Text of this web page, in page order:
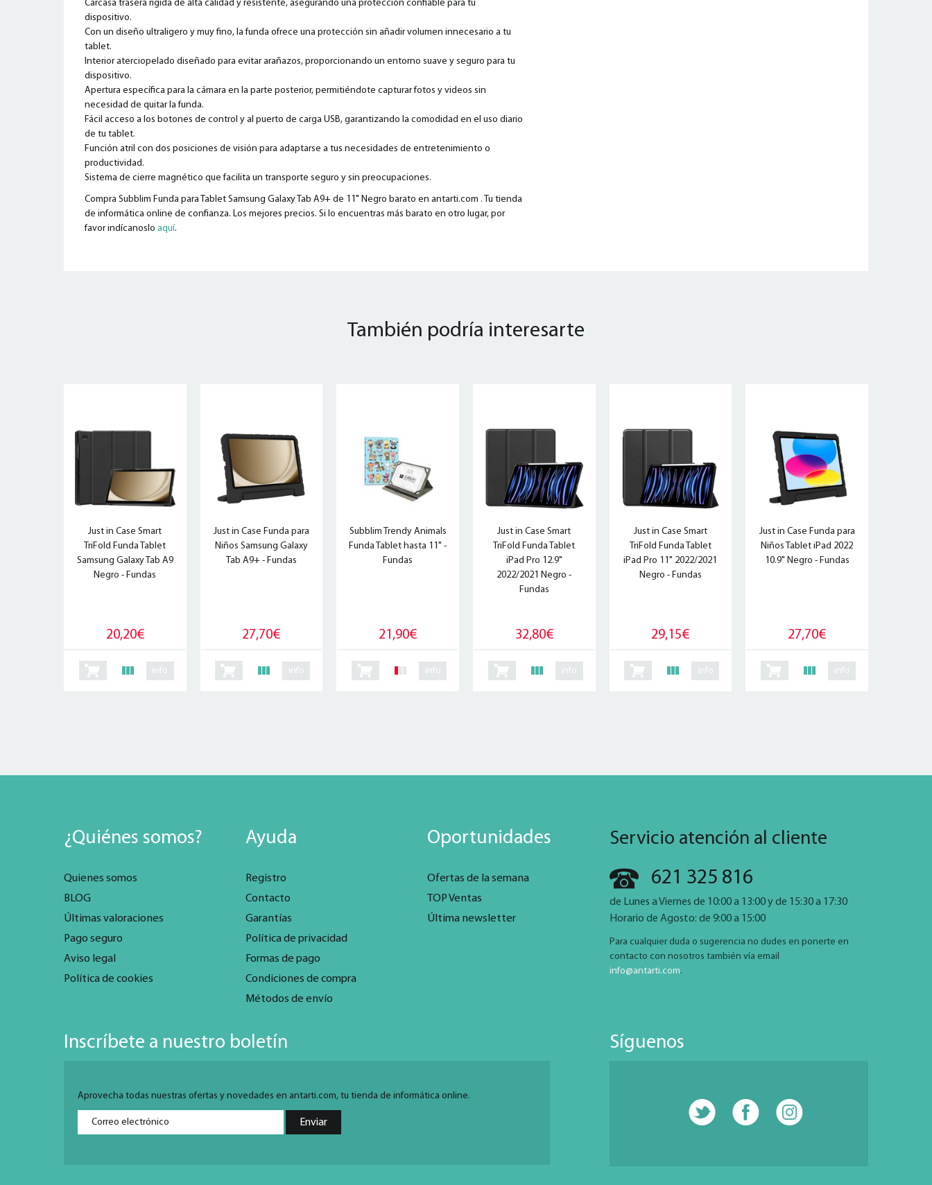
Carcasa trasera rígida de alta calidad y resistente, asegurando una protección confiable para tu
dispositivo.
Con un diseño ultraligero y muy fino, la funda ofrece una protección sin añadir volumen innecesario a tu
tablet.
Interior aterciopelado diseñado para evitar arañazos, proporcionando un entorno suave y seguro para tu
dispositivo.
Apertura específica para la cámara en la parte posterior, permitiéndote capturar fotos y videos sin
necesidad de quitar la funda.
Fácil acceso a los botones de control y al puerto de carga USB, garantizando la comodidad en el uso diario
de tu tablet.
Función atril con dos posiciones de visión para adaptarse a tus necesidades de entretenimiento o
productividad.
Sistema de cierre magnético que facilita un transporte seguro y sin preocupaciones.
Compra Subblim Funda para Tablet Samsung Galaxy Tab A9+ de 11" Negro barato en antarti.com . Tu tienda
de informática online de confianza. Los mejores precios. Si lo encuentras más barato en otro lugar, por
favor indícanoslo aquí.
También podría interesarte
Just in Case Smart
TriFold Funda Tablet
Samsung Galaxy Tab A9
Negro - Fundas
20,20€
info
Just in Case Funda para
Niños Samsung Galaxy
Tab A9+ - Fundas
27,70€
info
Subblim Trendy Animals
Funda Tablet hasta 11" -
Fundas
21,90€
info
Just in Case Smart
TriFold Funda Tablet
iPad Pro 12.9"
2022/2021 Negro -
Fundas
32,80€
info
Just in Case Smart
TriFold Funda Tablet
iPad Pro 11" 2022/2021
Negro - Fundas
29,15€
info
Just in Case Funda para
Niños Tablet iPad 2022
10.9" Negro - Fundas
27,70€
info
¿Quiénes somos?
Quienes somos
BLOG
Últimas valoraciones
Pago seguro
Aviso legal
Política de cookies
Ayuda
Registro
Contacto
Garantías
Política de privacidad
Formas de pago
Condiciones de compra
Métodos de envío
Oportunidades
Ofertas de la semana
TOP Ventas
Última newsletter
Servicio atención al cliente
621 325 816
de Lunes a Viernes de 10:00 a 13:00 y de 15:30 a 17:30
Horario de Agosto: de 9:00 a 15:00
Para cualquier duda o sugerencia no dudes en ponerte en
contacto con nosotros también vía email
info@antarti.com.
Inscríbete a nuestro boletín
Aprovecha todas nuestras ofertas y novedades en antarti.com, tu tienda de informática online.
Síguenos